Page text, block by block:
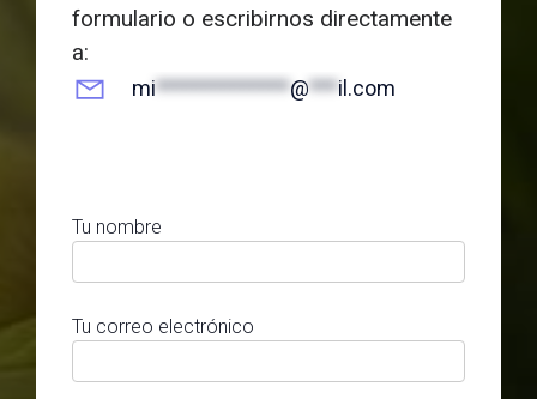
formulario o escribirnos directamente
a:
mi**************@***il.com
Tu nombre
Tu correo electrónico